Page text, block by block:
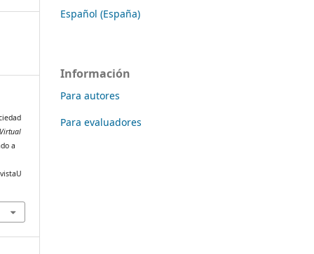
a
Español (España)
Información
Para autores
Para evaluadores